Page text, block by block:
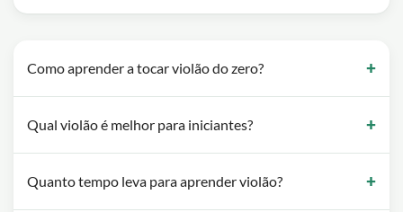
Como aprender a tocar violão do zero?
Qual violão é melhor para iniciantes?
Quanto tempo leva para aprender violão?